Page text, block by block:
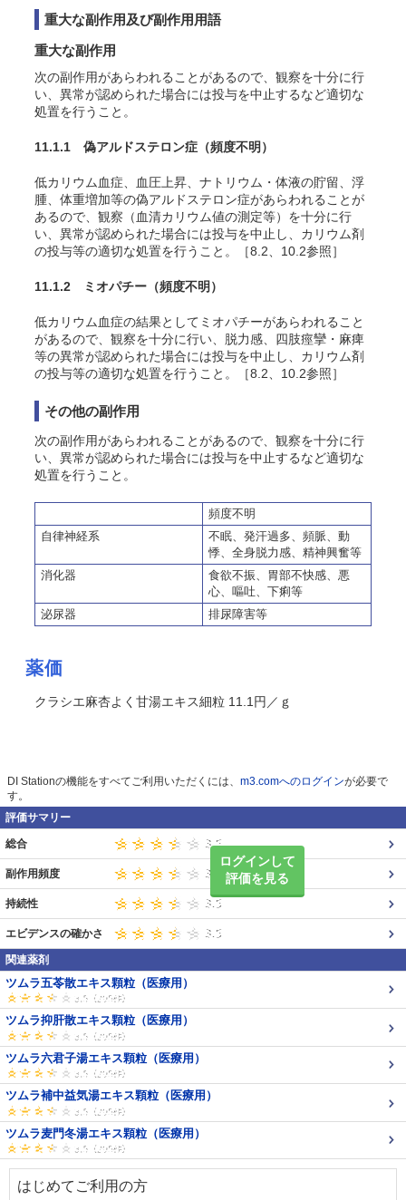
重大な副作用及び副作用用語
重大な副作用
次の副作用があらわれることがあるので、観察を十分に行
い、異常が認められた場合には投与を中止するなど適切な
処置を行うこと。
11.1.1 偽アルドステロン症 （頻度不明）
低カリウム血症、血圧上昇、ナトリウム・体液の貯留、浮
腫、体重増加等の偽アルドステロン症があらわれることが
あるので、観察（血清カリウム値の測定等）を十分に行
い、異常が認められた場合には投与を中止し、カリウム剤
の投与等の適切な処置を行うこと。［8.2、10.2参照］
11.1.2 ミオパチー （頻度不明）
低カリウム血症の結果としてミオパチーがあらわれること
があるので、観察を十分に行い、脱力感、四肢痙攣・麻痺
等の異常が認められた場合には投与を中止し、カリウム剤
の投与等の適切な処置を行うこと。［8.2、10.2参照］
その他の副作用
次の副作用があらわれることがあるので、観察を十分に行
い、異常が認められた場合には投与を中止するなど適切な
処置を行うこと。
頻度不明
自律神経系
不眠、発汗過多、頻脈、動
悸、全身脱力感、精神興奮等
消化器
食欲不振、胃部不快感、悪
心、嘔吐、下痢等
泌尿器
排尿障害等
薬価
クラシエ麻杏よく甘湯エキス細粒 11.1円／ｇ
DI Stationの機能をすべてご利用いただくには、 m3.comへのログインが必要で
す。
評価サマリー
ログインして
評価を見る
総合
副作用頻度
持続性
エビデンスの確かさ
関連薬剤
ツムラ五苓散エキス顆粒（医療用）
ツムラ抑肝散エキス顆粒（医療用）
ツムラ六君子湯エキス顆粒（医療用）
ツムラ補中益気湯エキス顆粒（医療用）
ツムラ麦門冬湯エキス顆粒（医療用）
はじめてご利用の方